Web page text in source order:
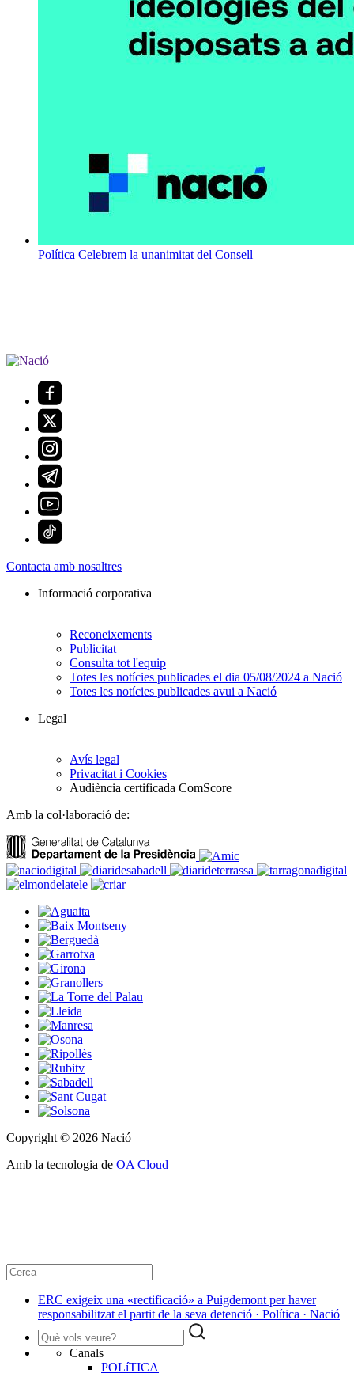
Política Celebrem la unanimitat del Consell
Contacta amb nosaltres
Informació corporativa
Reconeixements
Publicitat
Consulta tot l'equip
Totes les notícies publicades el dia 05/08/2024 a Nació
Totes les notícies publicades avui a Nació
Legal
Avís legal
Privacitat i Cookies
Audiència certificada ComScore
Amb la col·laboració de:
Copyright © 2026 Nació
Amb la tecnologia de OA Cloud
ERC exigeix una «rectificació» a Puigdemont per haver
responsabilitzat el partit de la seva detenció · Política · Nació
Canals
POLíTICA